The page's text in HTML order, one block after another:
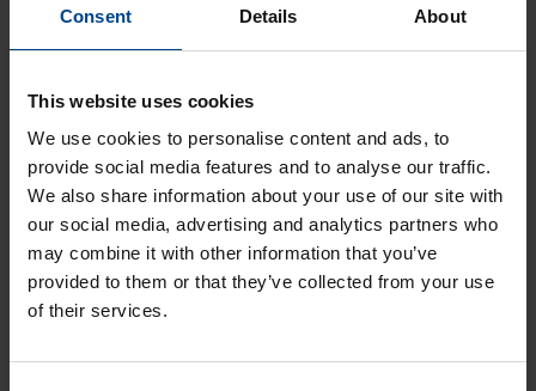
Consent Details About
This website uses cookies
We use cookies to personalise content and ads, to
provide social media features and to analyse our traffic.
We also share information about your use of our site with
our social media, advertising and analytics partners who
may combine it with other information that you’ve
provided to them or that they’ve collected from your use
of their services.
Lugemisaeg: 7 min
UPS-seade?
ELEKTRITOIDE JA
VÕRGU KVALITEET
20.4.2026
Lugemisaeg: 4 min
Suitsueemaldussüsteemi
UPS: miks valida
Socomec Modulys
KATKEMATU